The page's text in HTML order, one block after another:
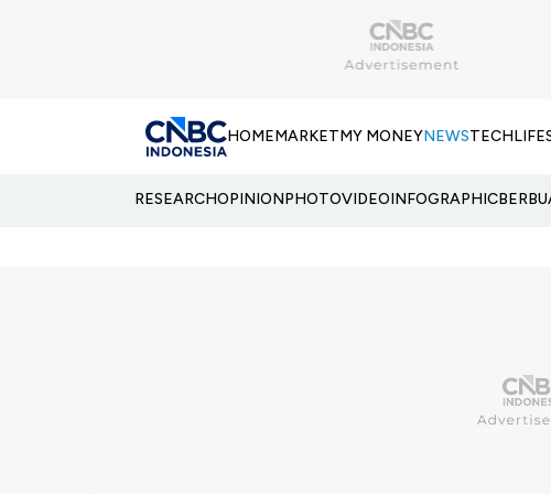
HOMEMARKETMY MONEYNEWSTECH
RESEARCHOPINIONPHOTOVIDEOINFOGRAPHIC